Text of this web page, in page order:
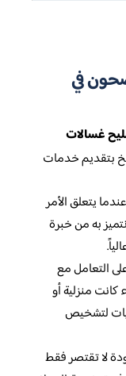
في
غسالات
بتقديم خدمات
يتعلق الأمر
به من خبرة
التعامل مع
منزلية أو
لتشخيص
لا تقتصر فقط